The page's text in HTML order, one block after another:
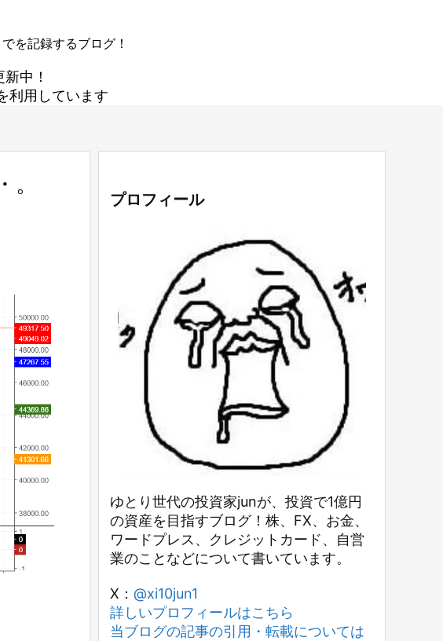
を記録するブログ！
中！
利用しています
プロフィール
ゆとり世代の投資家junが、投資で1億円
の資産を目指すブログ！株、FX、お金、
ワードプレス、クレジットカード、自営
業のことなどについて書いています。
X： @xi10jun1
詳しいプロフィールはこちら
当ブログの記事の引用・転載については